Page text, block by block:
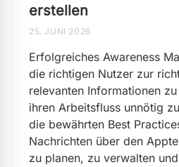
erstellen
25. JUNI 2026
Erfolgreiches Awareness
die richtigen Nutzer zur
relevanten Informationen
ihren Arbeitsfluss unnötig
die bewährten Best
Nachrichten über den
zu planen, zu verwalten